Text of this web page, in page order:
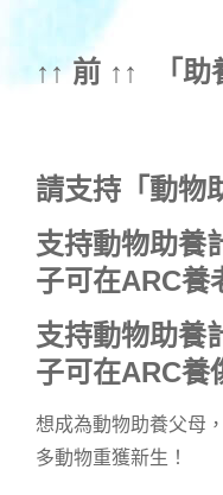
↑↑ 前 ↑↑ 「助
請支持「動物
支持動物助養
子可在ARC養
支持動物助養
子可在ARC養
想成為動物助養父母
多動物重獲新生！